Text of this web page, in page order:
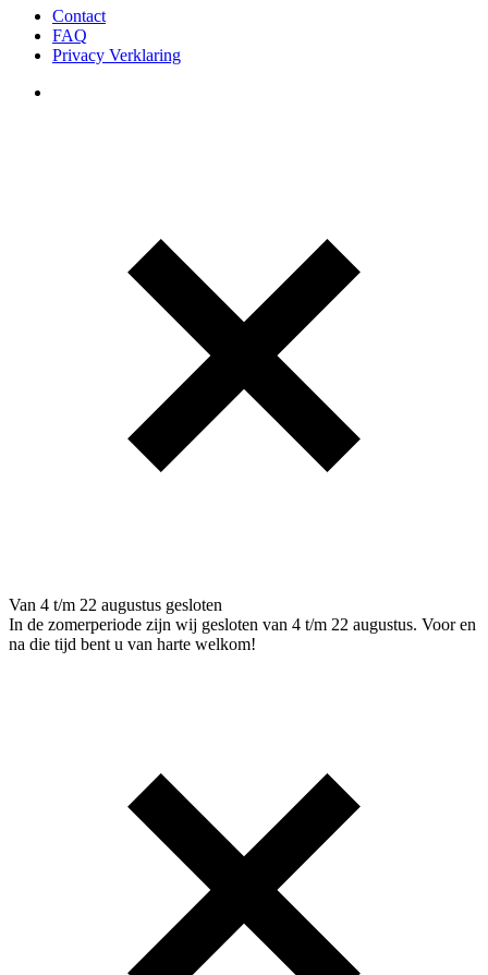
Contact
FAQ
Privacy Verklaring
Van 4 t/m 22 augustus gesloten
In de zomerperiode zijn wij gesloten van 4 t/m 22 augustus. Voor en
na die tijd bent u van harte welkom!